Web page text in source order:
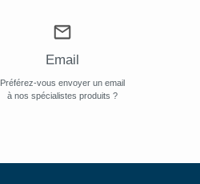
Email
Préférez-vous envoyer un email
à nos spécialistes produits ?